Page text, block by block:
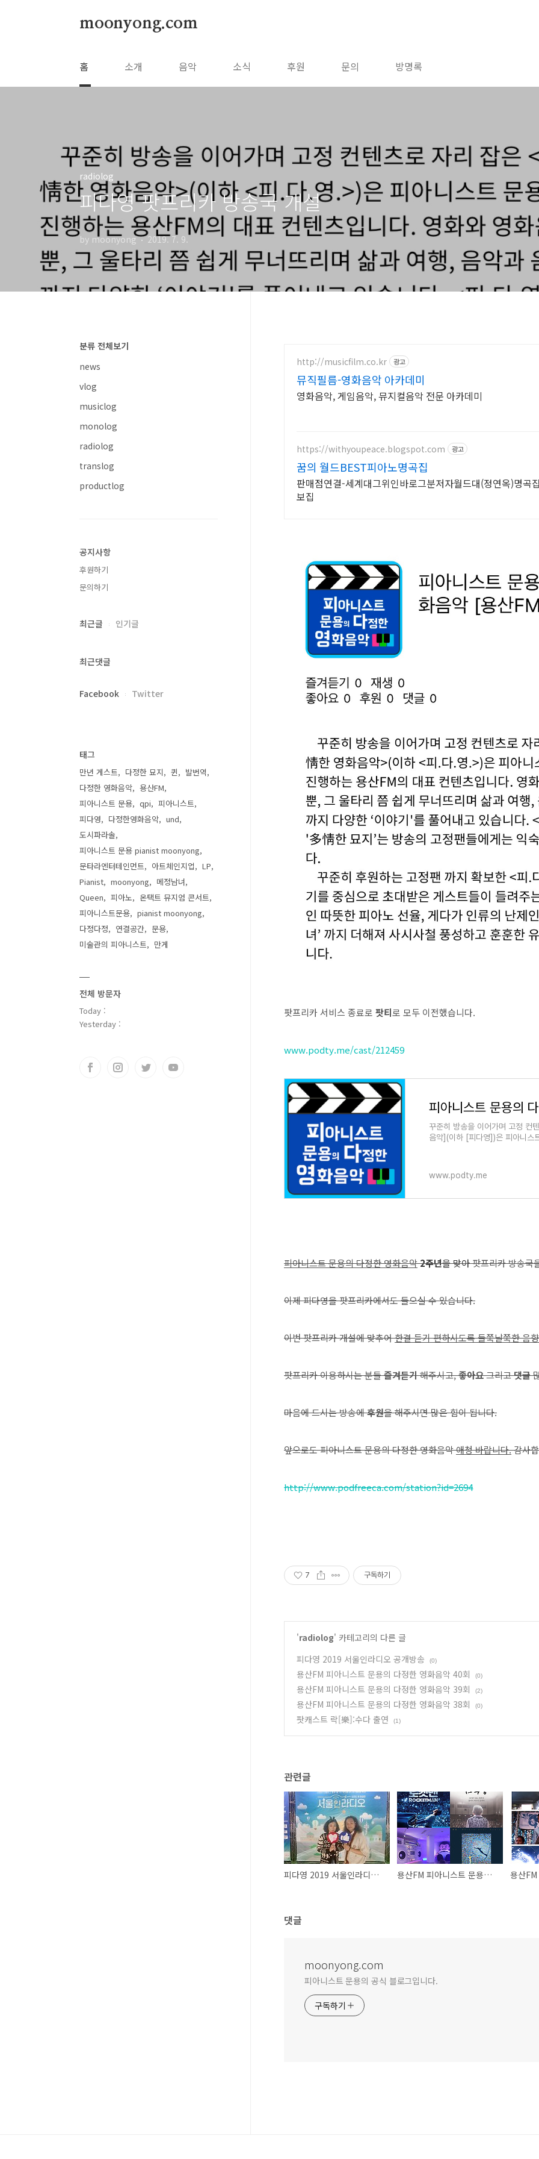
moonyong.com
홈 소개 음악 소식 후원 문의 방명록
radiolog
피다영 팟프리카 방송국 개설
by moonyong 2019. 7. 9.
http://musicfilm.co.kr 광고
뮤직필름-영화음악 아카데미
영화음악, 게임음악, 뮤지컬음악 전문 아카데미
https://withyoupeace.blogspot.com 광고
꿈의 월드BEST피아노명곡집
판매점연결-세계대그위인바로그분저자월드대(정연옥)명곡
보집
팟프리카 서비스 종료로 팟티로 모두 이전했습니다.
www.podty.me/cast/212459
피아니스트 문용의
꾸준히 방송을 이어가며 고정 컨
음악](이하 [피다영])은 피아니스
www.podty.me
피아니스트 문용의 다정한 영화음악2주년을 맞아팟프리카 방송국
이제 피다영을 팟프리카에서도 들으실 수 있습니다.
이번 팟프리카 개설에 맞추어한결 듣기 편하시도록 들쭉날쭉한 음
팟프리카 이용하시는 분들즐겨듣기해주시고,좋아요그리고댓글
마음에 드시는 방송에후원을 해주시면 많은 힘이 됩니다.
앞으로도 피아니스트 문용의 다정한 영화음악애청 바랍니다.감사
http://www.podfreeca.com/station?id=2694
7 구독하기
'radiolog' 카테고리의 다른 글
피다영 2019 서울인라디오 공개방송
(0)
용산FM 피아니스트 문용의 다정한 영화음악 40회 (0)
용산FM 피아니스트 문용의 다정한 영화음악 39회 (2)
용산FM 피아니스트 문용의 다정한 영화음악 38회 (0)
팟캐스트 락[樂]:수다 출연 (1)
관련글
피다영 2019 서울인라디오 공개방송 용산FM 피아니스트 문용의 다정한 영화음악 40회
댓글
moonyong.com
피아니스트 문용의 공식 블로그입니다.
구독하기
분류 전체보기
news
vlog
musiclog
monolog
radiolog
translog
productlog
공지사항
후원하기
문의하기
최근글 인기글
최근댓글
Facebook Twitter
태그
만년 게스트 다정한 묘지 퀸
발번역
다정한 영화음악
용산FM
피아니스트 문용
qpi
피아니스트
피다영
다정한영화음악
und
도시파라솔
피아니스트 문용 pianist moonyong
문타라엔터테인먼트
아트체인지업
LP
Pianist
moonyong
메정남녀
Queen
피아노
온택트 뮤지엄 콘서트
피아니스트문용
pianist moonyong
다정다정
연결공간
문용
미술관의 피아니스트
만게
전체 방문자
Today :
Yesterday :